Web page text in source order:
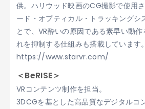
供。ハリウッド映画のCG撮影で使用
ード・オプティカル・トラッキングシ
とで、VR酔いの原因である素早い動
れを抑制する仕組みも搭載しています。
https://www.starvr.com/
＜BeRISE＞
VRコンテンツ制作を担当。
3DCGを基とした高品質なデジタルコ